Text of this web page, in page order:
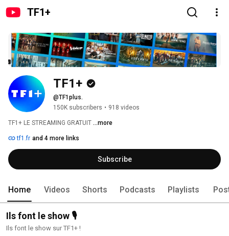
TF1+
TF1+
@TF1plus.
150K subscribers • 918 videos
TF1+ LE STREAMING GRATUIT​ ...more
tf1.fr and 4 more links
Subscribe
Home Videos Shorts Podcasts Playlists
Ils font le show 🎙️
Ils font le show sur TF1+ !